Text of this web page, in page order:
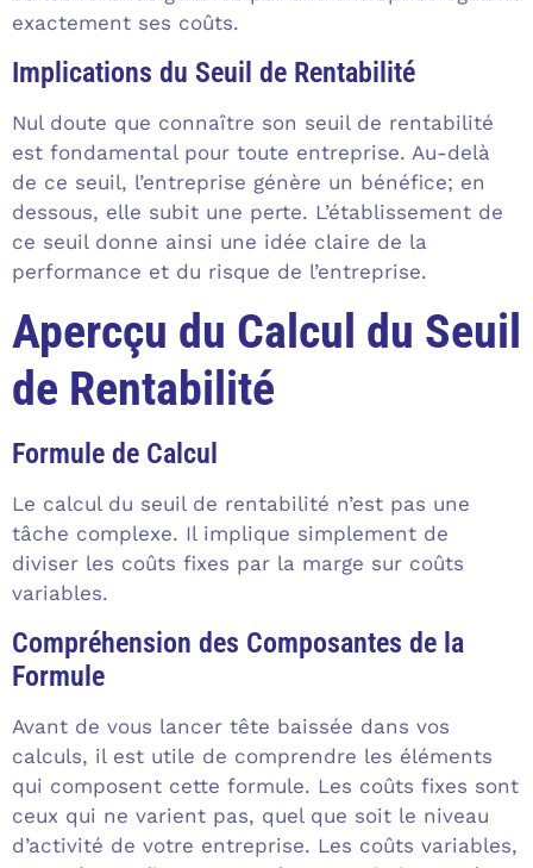
exactement ses coûts.
Implications du Seuil de Rentabilité
Nul doute que connaître son seuil de rentabilité
est fondamental pour toute entreprise. Au-delà
de ce seuil, l’entreprise génère un bénéfice; en
dessous, elle subit une perte. L’établissement de
ce seuil donne ainsi une idée claire de la
performance et du risque de l’entreprise.
Apercçu du Calcul du Seuil
de Rentabilité
Formule de Calcul
Le calcul du seuil de rentabilité n’est pas une
tâche complexe. Il implique simplement de
diviser les coûts fixes par la marge sur coûts
variables.
Compréhension des Composantes de la
Formule
Avant de vous lancer tête baissée dans vos
calculs, il est utile de comprendre les éléments
qui composent cette formule. Les coûts fixes sont
ceux qui ne varient pas, quel que soit le niveau
d’activité de votre entreprise. Les coûts variables,